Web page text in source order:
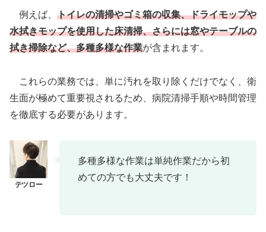
例えば、 トイレの清掃やゴミ箱の収集、ドライモップや
水拭きモップを使用した床清掃、さらには窓やテーブルの
拭き掃除など、多種多様な作業が含まれます。
これらの業務では、単に汚れを取り除くだけでなく、衛
生面が極めて重要視されるため、病院清掃手順や時間管理
を徹底する必要があります。
多種多様な作業は単純作業だから初
めての方でも大丈夫です！